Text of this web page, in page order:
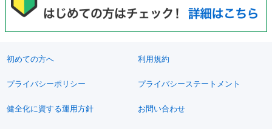
初めての方へ 利用規約
プライバシーポリシー プライバシーステートメント
健全化に資する運用方針 お問い合わせ